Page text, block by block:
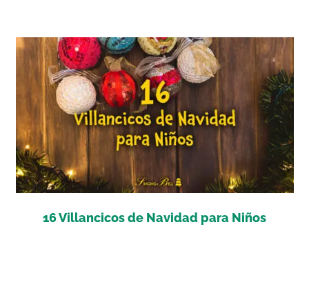
16 Villancicos de Navidad para Niños